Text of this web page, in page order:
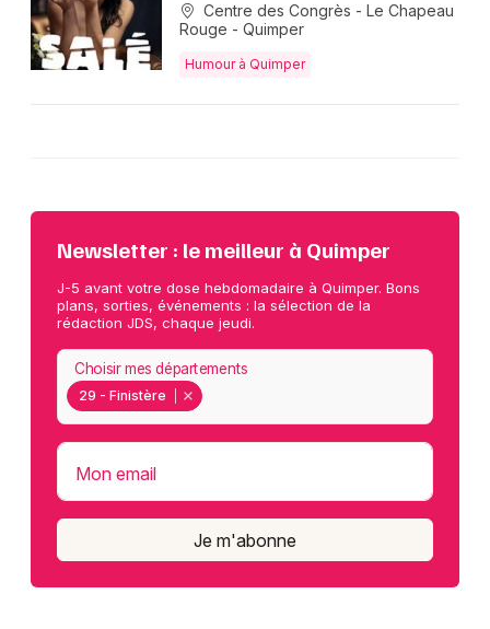
Centre des Congrès - Le Chapeau
Rouge - Quimper
Humour à Quimper
Newsletter : le meilleur à Quimper
J-5 avant votre dose hebdomadaire à Quimper. Bons
plans, sorties, événements : la sélection de la
rédaction JDS, chaque jeudi.
29 - Finistère
Choisir mes départements
Mon email
Je m'abonne